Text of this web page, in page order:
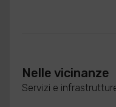
Nelle vicinanze
Servizi e